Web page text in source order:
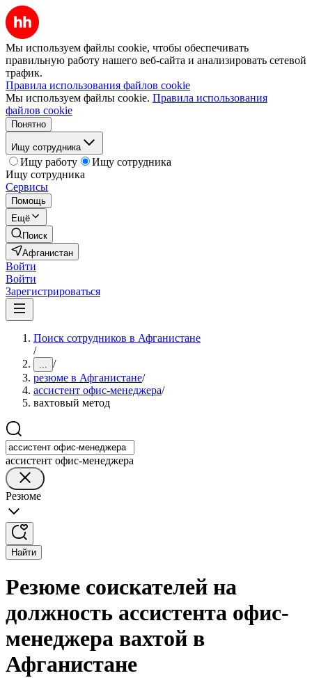
Мы используем файлы cookie, чтобы обеспечивать
правильную работу нашего веб-сайта и анализировать сетевой
трафик.
Правила использования файлов cookie
Мы используем файлы cookie. Правила использования
файлов cookie
Понятно
Ищу сотрудника
Ищу работу
Ищу сотрудника
Ищу сотрудника
Сервисы
Помощь
Ещё
Поиск
Афганистан
Войти
Войти
Зарегистрироваться
Поиск сотрудников в Афганистане
/
... /
резюме в Афганистане/
ассистент офис-менеджера/
вахтовый метод
ассистент офис-менеджера
Резюме
Найти
Резюме соискателей на
должность ассистента офис-
менеджера вахтой в
Афганистане